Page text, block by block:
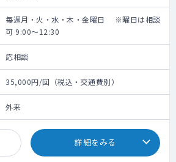
毎週月・火・水・木・金曜日 ※曜日は相談
可 9:00～12:30
応相談
35,000円/回（税込・交通費別）
外来
詳細をみる